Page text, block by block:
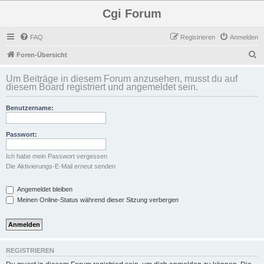
Cgi Forum
FAQ Anmelden
Registrieren
Foren-Übersicht
h
Um Beiträge in diesem Forum anzusehen, musst du auf
diesem Board registriert und angemeldet sein.
Benutzername:
Passwort:
Ich habe mein Passwort vergessen
Die Aktivierungs-E-Mail erneut senden
Angemeldet bleiben
Meinen Online-Status während dieser Sitzung verbergen
REGISTRIEREN